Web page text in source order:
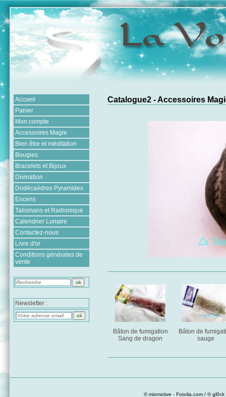
Accueil
Panier
Mon compte
Accessoires Magie
Bien être et méditation
Bougies
Bracelets et Bijoux
Divination
Dodécaèdres Pyramides
Encens
Talismans et Radionique
Calendrier Lunaire
Contactez-nous
Livre d'or
Conditions générales de
vente
Newsletter :
Catalogue2 - Accessoires
Bâton de fumigation
Sang de dragon
Bâton de
sauge
© mixmotive - Fotolia.com / ©